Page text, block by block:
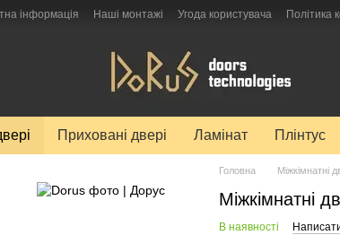
інформація Наші монтажі Угода користувача Політика
Приховані двері Ламінат Плінтус
Головна Міжкімнатні
Міжкімнатні
В наявності